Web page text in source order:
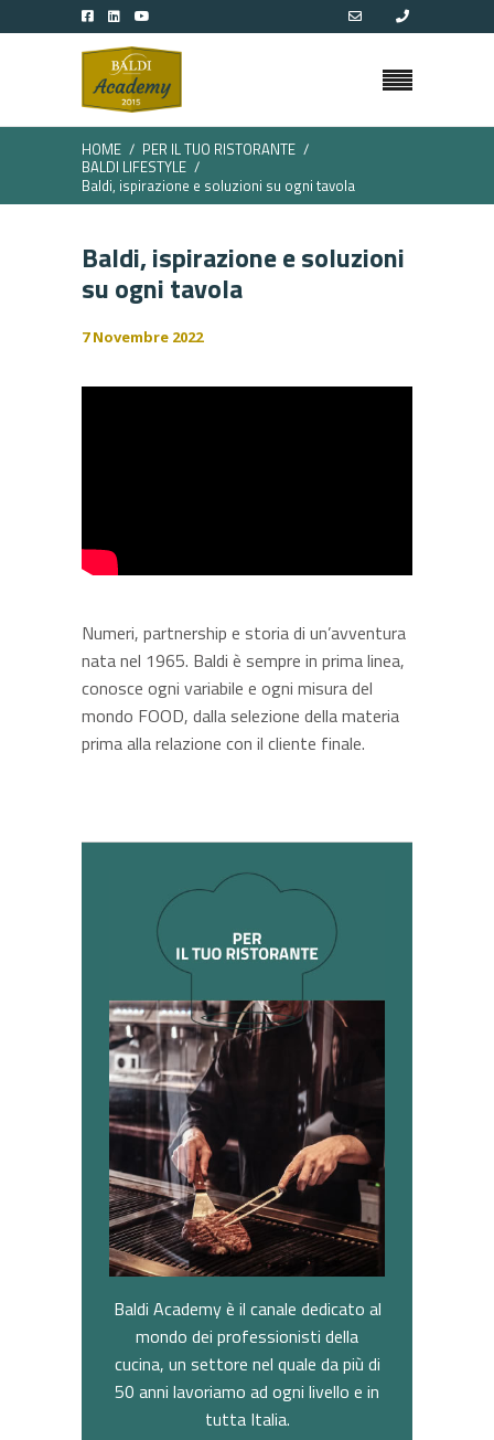
HOME
PER IL TUO RISTORANTE
BALDI LIFESTYLE
Baldi, ispirazione e soluzioni su ogni tavola
Baldi, ispirazione e soluzioni
su ogni tavola
7 Novembre 2022
Numeri, partnership e storia di un’avventura
nata nel 1965. Baldi è sempre in prima linea,
conosce ogni variabile e ogni misura del
mondo FOOD, dalla selezione della materia
prima alla relazione con il cliente finale.
Baldi Academy è il canale dedicato al
mondo dei professionisti della
cucina, un settore nel quale da più di
50 anni lavoriamo ad ogni livello e in
tutta Italia.